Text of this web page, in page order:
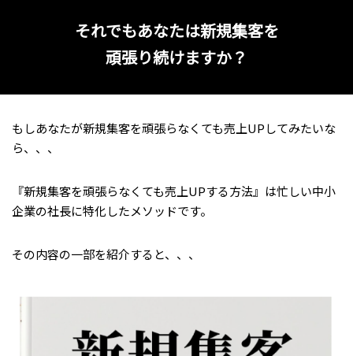
それでもあなたは新規集客を
頑張り続けますか？
もしあなたが新規集客を頑張らなくても売上UPしてみたいな
ら、、、
『新規集客を頑張らなくても売上UPする方法』は忙しい中小
企業の社長に特化したメソッドです。
その内容の一部を紹介すると、、、